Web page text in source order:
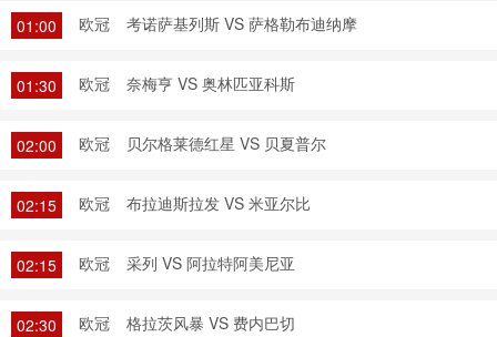
01:00 欧冠 考诺萨基列斯 VS 萨格勒布迪纳摩
01:30 欧冠 奈梅亨 VS 奥林匹亚科斯
02:00 欧冠 贝尔格莱德红星 VS 贝夏普尔
02:15 欧冠 布拉迪斯拉发 VS 米亚尔比
02:15 欧冠 采列 VS 阿拉特阿美尼亚
02:30 欧冠 格拉茨风暴 VS 费内巴切